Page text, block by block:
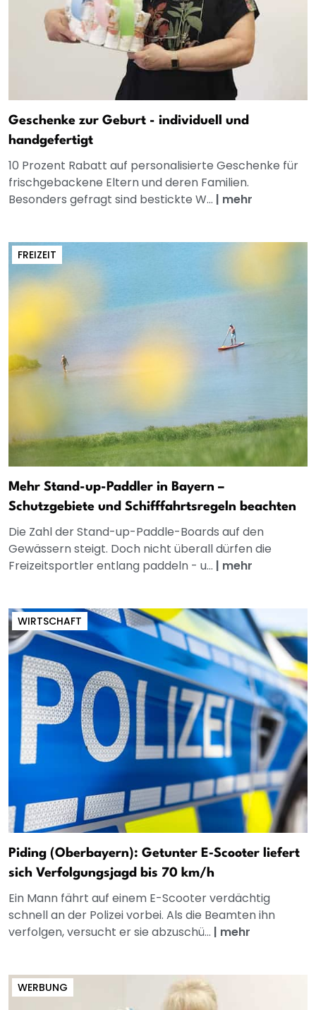
Geschenke zur Geburt - individuell und
handgefertigt
10 Prozent Rabatt auf personalisierte Geschenke für
frischgebackene Eltern und deren Familien.
Besonders gefragt sind bestickte W... | mehr
FREIZEIT
Mehr Stand-up-Paddler in Bayern –
Schutzgebiete und Schifffahrtsregeln beachten
Die Zahl der Stand-up-Paddle-Boards auf den
Gewässern steigt. Doch nicht überall dürfen die
Freizeitsportler entlang paddeln - u... | mehr
WIRTSCHAFT
Piding (Oberbayern): Getunter E‑Scooter liefert
sich Verfolgungsjagd bis 70 km/h
Ein Mann fährt auf einem E-Scooter verdächtig
schnell an der Polizei vorbei. Als die Beamten ihn
verfolgen, versucht er sie abzuschü... | mehr
WERBUNG